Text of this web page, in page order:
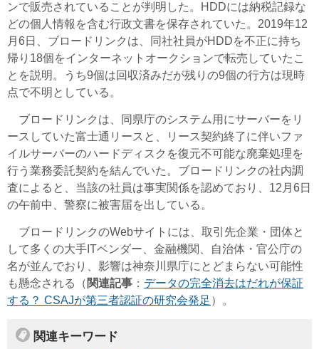
ンで販売されていることが判明した。HDDには納税記録な
どの個人情報を含む行政文書を保存されていた。2019年12
月6日、ブロードリンクは、同社社員がHDDを不正に持ち
帰り18個をインターネットオークションで転売していたこ
とを説明。うち9個は回収済みだが残りの9個の行方は現時
点で不明としている。
ブロードリンクは、同県庁のシステム用にサーバーをリ
ースしていた富士通リースと、リース契約終了に伴いファ
イルサーバーのハードディスクを復元不可能な廃棄処理を
行う業務委託契約を結んでいた。ブロードリンクの社内調
査によると、当該の社員は事実関係を認めており、12月6日
の午前中、警察に被害届を出している。
ブロードリンクのWebサイトには、取引先企業・団体と
して多くの大手ITベンダー、金融機関、自治体・官公庁の
名が並んでおり、影響は神奈川県庁にとどまらない可能性
も懸念される（ 関連記事 ： データの完全消去はだれが保証
する？ CSAJが第三者認証の研究会発足 ）。
関連キーワード